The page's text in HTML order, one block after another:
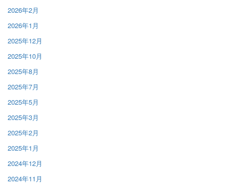
2026年2月
2026年1月
2025年12月
2025年10月
2025年8月
2025年7月
2025年5月
2025年3月
2025年2月
2025年1月
2024年12月
2024年11月